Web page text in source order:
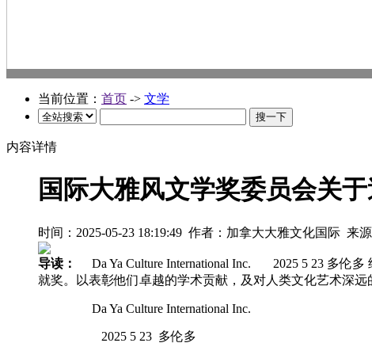
当前位置： 首页 -> 文学
内容详情
国际大雅风文学奖委员会关
时间：2025-05-23 18:19:49 作者：加拿大大雅文化国际 来源
导读：
Da Ya Culture International Inc. 2025 5 23 多伦多
就奖。以表彰他们卓越的学术贡献，及对人类文化艺术深远
Da Ya Culture International Inc.
2025 5 23 多伦多